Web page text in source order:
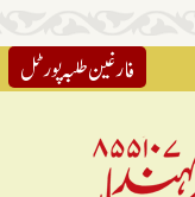
فارغین طلبہ پورٹل